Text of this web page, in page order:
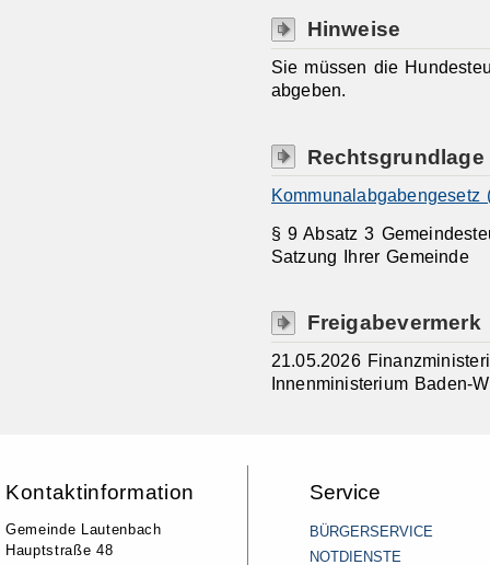
Hinweise
Sie müssen die
abgeben.
Rechtsgrundlage
Kommunalabgabengesetz
§ 9 Absatz 3
Satzung Ihrer Gemeinde
Freigabevermerk
21.05.2026
Innenministerium Baden-
Kontaktinformation
Gemeinde Lautenbach
Hauptstraße 48
Service
BÜRGERSERVICE
NOTDIENSTE